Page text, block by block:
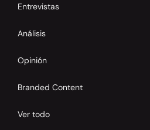
Entrevistas
Análisis
Opinión
Branded Content
Ver todo